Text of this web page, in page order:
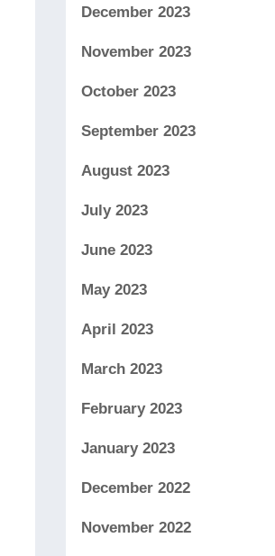
December 2023
November 2023
October 2023
September 2023
August 2023
July 2023
June 2023
May 2023
April 2023
March 2023
February 2023
January 2023
December 2022
November 2022